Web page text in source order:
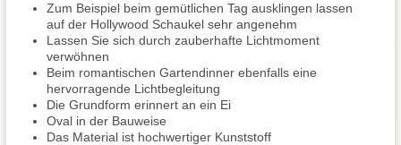
Zum Beispiel beim gemütlichen Tag ausklingen lassen
auf der Hollywood Schaukel sehr angenehm
Lassen Sie sich durch zauberhafte Lichtmoment
verwöhnen
Beim romantischen Gartendinner ebenfalls eine
hervorragende Lichtbegleitung
Die Grundform erinnert an ein Ei
Oval in der Bauweise
Das Material ist hochwertiger Kunststoff